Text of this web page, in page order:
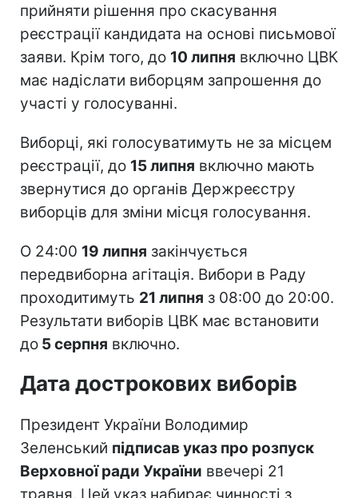
прийняти рішення про скасування
реєстрації кандидата на основі письмової
заяви. Крім того, до 10 липня включно ЦВК
має надіслати виборцям запрошення до
участі у голосуванні.
Виборці, які голосуватимуть не за місцем
реєстрації, до 15 липня включно мають
звернутися до органів Держреєстру
виборців для зміни місця голосування.
О 24:00 19 липня закінчується
передвиборна агітація. Вибори в Раду
проходитимуть 21 липня з 08:00 до 20:00.
Результати виборів ЦВК має встановити
до 5 серпня включно.
Дата дострокових виборів
Президент України Володимир
Зеленський підписав указ про розпуск
Верховної ради України ввечері 21
травня. Цей указ набирає чинності з